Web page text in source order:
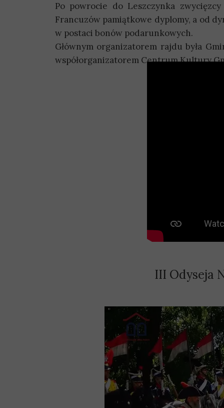
Po powrocie do Leszczynka
Francuzów pamiątkowe dyplomy, a od
w postaci bonów podarunkowych.
Głównym organizatorem rajdu była
współorganizatorem Centrum Kultury
III Odyseja